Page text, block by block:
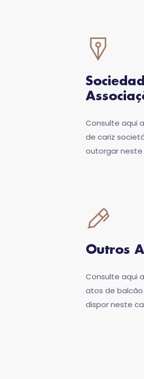
Consulte aqui
de cariz
outorgar neste
Outros
Consulte aqui
atos de
dispor neste